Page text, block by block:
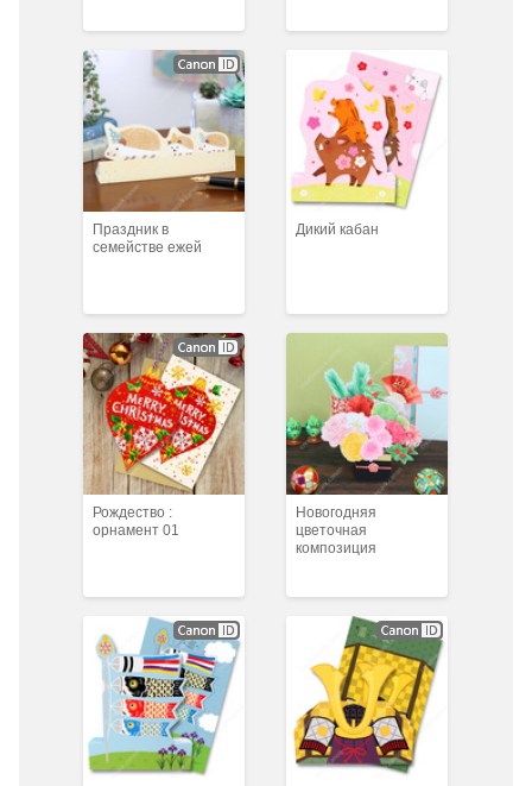
Праздник в
семействе ежей
Дикий кабан
Рождество :
орнамент 01
Новогодняя
цветочная
композиция